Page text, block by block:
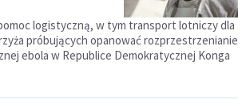
logistyczną, w tym transport lotniczy dla
próbujących opanować rozprzestrzenianie
ebola w Republice Demokratycznej Konga